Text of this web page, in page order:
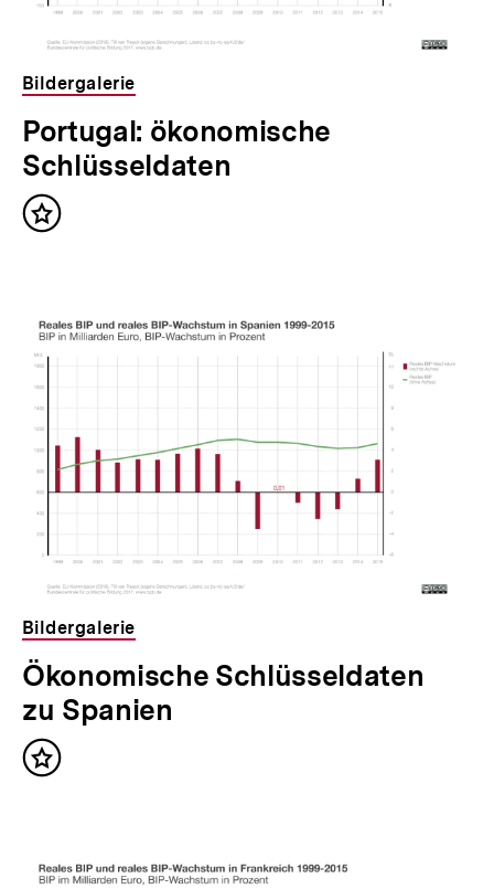
Bildergalerie
Portugal: ökonomische
Schlüsseldaten
Inhalt
Bildergalerie
Ökonomische Schlüsseldaten
zu Spanien
Inhalt